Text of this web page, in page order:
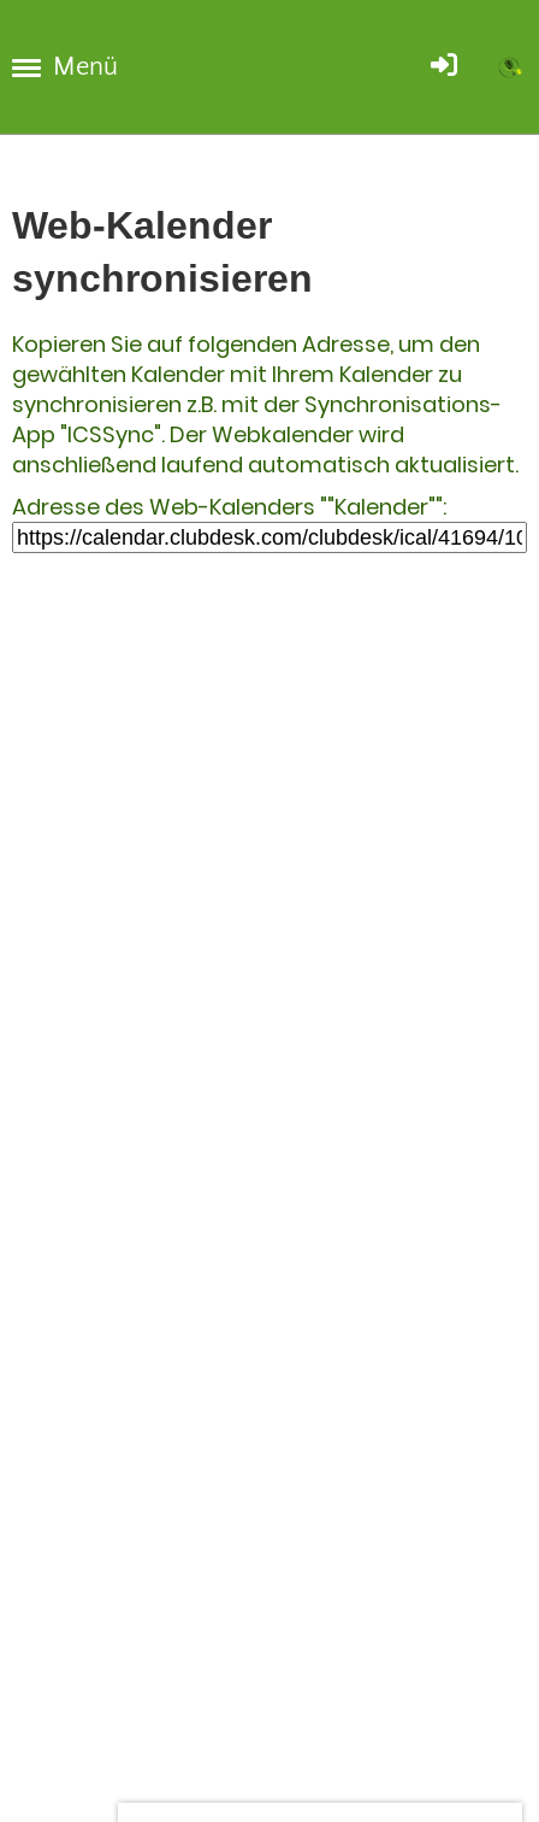
Menü
Web-Kalender
synchronisieren
Kopieren Sie auf folgenden Adresse, um den
gewählten Kalender mit Ihrem Kalender zu
synchronisieren z.B. mit der Synchronisations-
App "ICSSync". Der Webkalender wird
anschließend laufend automatisch aktualisiert.
Adresse des Web-Kalenders ""Kalender"":